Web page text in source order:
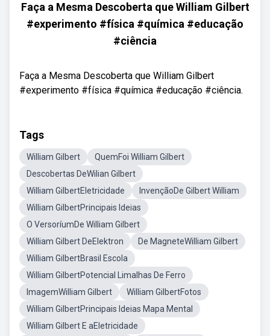
Faça a Mesma Descoberta que William Gilbert
#experimento #física #química #educação
#ciência
Faça a Mesma Descoberta que William Gilbert
#experimento #física #química #educação #ciência.
Tags
William Gilbert
QuemFoi William Gilbert
Descobertas DeWilian Gilbert
William GilbertEletricidade
InvençãoDe Gilbert William
William GilbertPrincipais Ideias
O VersoríumDe William Gilbert
William Gilbert DeElektron
De MagneteWilliam Gilbert
William GilbertBrasil Escola
William GilbertPotencial Limalhas De Ferro
ImagemWilliam Gilbert
William GilbertFotos
William GilbertPrincipais Ideias Mapa Mental
William Gilbert E aEletricidade